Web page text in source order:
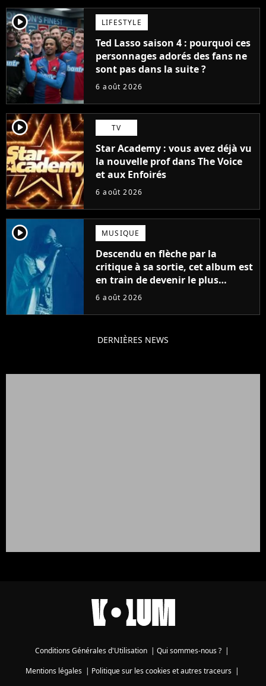
player2 LIFESTYLE
Ted Lasso saison 4 : pourquoi ces
personnages adorés des fans ne
sont pas dans la suite ?
6 août 2026
player2 TV
Star Academy : vous avez déjà vu
la nouvelle prof dans The Voice
et aux Enfoirés
6 août 2026
player2 MUSIQUE
Descendu en flèche par la
critique à sa sortie, cet album est
en train de devenir le plus
populaire de son auteur
6 août 2026
DERNIÈRES NEWS
Conditions Générales d'Utilisation | Qui sommes-nous ? |
Mentions légales| Politique sur les cookies et autres traceurs|